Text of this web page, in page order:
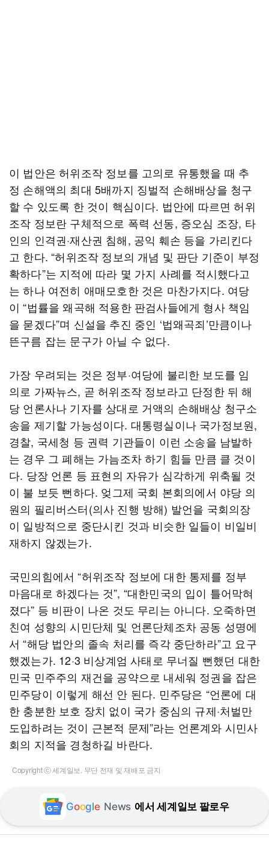
이 법안은 허위조작 정보를 고의로 유통했을 때 추
정 손해액의 최대 5배까지 징벌적 손해배상을 청구
할 수 있도록 한 것이 핵심이다. 법안에 따르면 허위
조작 정보란 구체적으로 폭력 선동, 증오심 조장, 타
인의 인격권·재산권 침해, 공익 훼손 등을 가리킨다
고 한다. “허위조작 정보의 개념 및 판단 기준이 부정
확하다”는 지적에 따라 몇 가지 사례를 적시했다고
는 하나 여전히 애매모호한 것은 마찬가지다. 여당
이 “법률을 왜곡해 적용한 판검사들에게 형사 책임
을 묻겠다”며 신설을 추진 중인 ‘법왜곡죄’만큼이나
뜬구름 잡는 문구가 아닐 수 없다.
가장 우려되는 것은 정부·여당에 불리한 보도를 임
의로 가짜뉴스, 곧 허위조작 정보라고 단정한 뒤 해
당 언론사나 기자를 상대로 거액의 손해배상 청구소
송을 제기할 가능성이다. 대통령실이나 국가정보원,
경찰, 국세청 등 권력 기관들이 이런 소송을 남발하
는 경우 그 폐해는 가늠조차 하기 힘들 만큼 클 것이
다. 당장 언론 등 표현의 자유가 심각하게 위축될 것
이 불 보듯 뻔하다. 엊그제 국회 본회의에서 야당 의
원의 필리버스터(의사 진행 방해) 발언을 국회의장
이 일방적으로 중단시킨 것과 비슷한 일들이 비일비
재하지 않겠는가.
국민의힘에서 “허위조작 정보에 대한 통제를 정부
마음대로 하겠다는 것”, “대한민국의 입이 틀어막혀
졌다” 등 비판이 나온 것도 무리는 아니다. 오죽하면
친여 성향의 시민단체 및 언론단체조차 공동 성명에
서 “해당 법안의 졸속 처리를 즉각 중단하라”고 요구
했겠는가. 12·3 비상계엄 사태로 무너질 뻔했던 대한
민국 민주주의 재건을 공약으로 내세워 정권을 잡은
민주당이 이렇게 해선 안 된다. 민주당은 “언론에 대
한 충분한 보호 장치 없이 국가 중심의 규제·처벌만
도입하려는 것이 근본적 문제”라는 언론계와 시민사
회의 지적을 경청하길 바란다.
Copyright ⓒ 세계일보. 무단 전재 및 재배포 금지
Google News 에서 세계일보 팔로우